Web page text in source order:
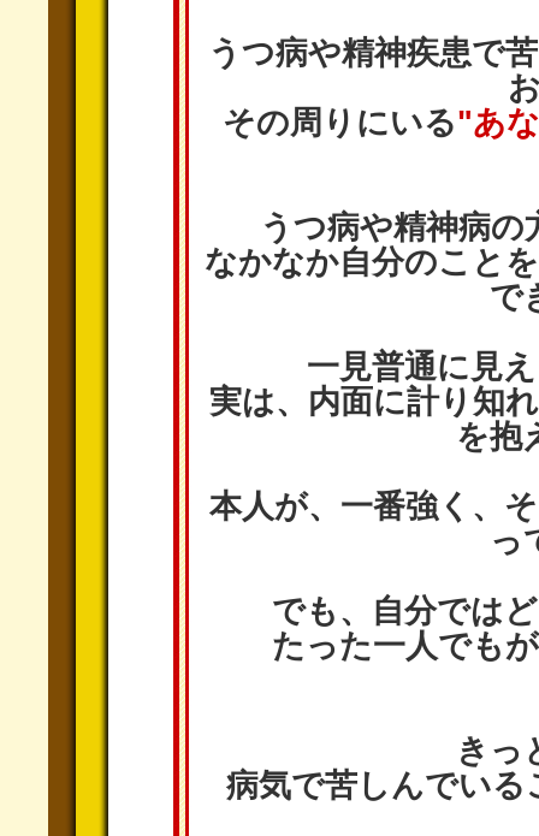
うつ病や精神疾患で
その周りにいる"あ
うつ病や精神病
なかなか自分のこと
で
一見普通に見
実は、内面に計り知
を抱
本人が、一番強く、
っ
でも、自分では
たった一人でも
きっ
病気で苦しんでいる